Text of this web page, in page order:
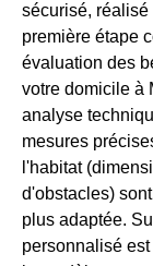
sécurisé,
première étape
évaluation des
votre domicile à
analyse
mesures
l'habitat
d'obstacles)
plus adaptée.
personnalisé